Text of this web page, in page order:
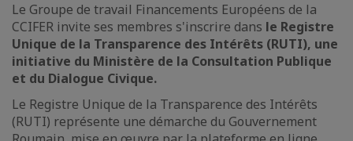
Le Groupe de travail Financements Européens de la
CCIFER invite ses membres s'inscrire dans le Registre
Unique de la Transparence des Intérêts (RUTI), une
initiative du Ministère de la Consultation Publique
et du Dialogue Civique.
Le Registre Unique de la Transparence des Intérêts
(RUTI) représente une démarche du Gouvernement